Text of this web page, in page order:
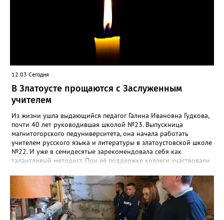
12:03 Сегодня
В Златоусте прощаются с Заслуженным
учителем
Из жизни ушла выдающийся педагог Галина Ивановна Гудкова,
почти 40 лет руководившая школой №23. Выпускница
магнитогорского педуниверситета, она начала работать
учителем русского языка и литературы в златоустовской школе
№22. И уже в семидесятые зарекомендовала себя как
талантливый методист. При её поддержке коллеги участвовали
«Благодаря её мудрому руководству в школе сформировался
сильный педагогический коллектив, объединённый общими
ценностями и любовью к своему делу. Для многих Галина
Ивановна навсегда останется не только талантливым
руководителем, но и настоящим Учителем с большой буквы», -